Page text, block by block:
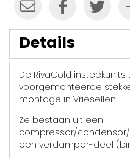
Details
De RivaCold
voorgemonteerde
montage in Vriesellen.
Ze bestaan uit een
compressor/
een verdamper-deel